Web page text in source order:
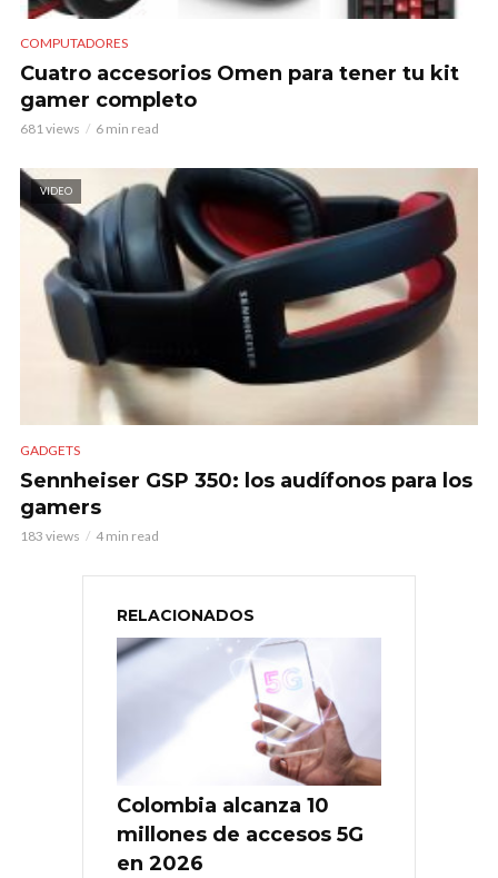
COMPUTADORES
Cuatro accesorios Omen para tener tu kit
gamer completo
681 views 6 min read
VIDEO
GADGETS
Sennheiser GSP 350: los audífonos para los
gamers
183 views 4 min read
RELACIONADOS
Colombia alcanza 10
millones de accesos 5G
en 2026